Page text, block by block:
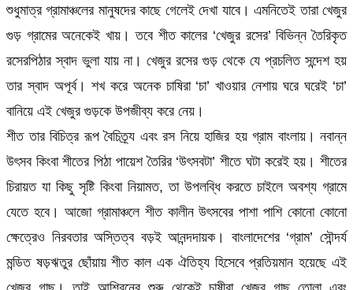
শুধুমাত্র গ্রামাঞ্চলের মানুষদের কাছে গেলেই দেখা যাবে। এমনিতেই তারা খেজুর
গুড় গ্রামের অনেকেই খায়। তবে শীত কালের ‘খেজুর রসের’ বিভিন্ন তৈরিকৃত
রসেরপিঠার স্বাদ ভুলা যায় না। খেজুর রসের গুড় থেকে যে প্রচলিত সন্দেশ হয়
তার স্বাদ অপূর্ব। শখ করে অনেক চাষিরা ‘চা’ খাওয়ার নেশায় ঘরে ঘরেই ‘চা’
বানিয়ে এই খেজুর গুড়কে উপজীব্য করে নেয়।
শীত তার বিচিত্র রূপ বৈচিত্র্য এবং রস নিয়ে হাজির হয় গ্রাম বাংলায়। নবান্ন
উৎসব কিংবা শীতের পিঠা পায়েশ তৈরির ‘উৎসবটা’ শীতে ঘটা করেই হয়। শীতের
চিরায়ত যা কিছু সৃষ্টি কিংবা নিয়ামত, তা উপলব্ধি করতে চাইলে অবশ্য গ্রামে
যেতে হবে। আজো গ্রামাঞ্চলে শীত কালীন উৎসবের পাশা পাশি কোনো কোনো
ক্ষেত্রেও নিরবতার অস্তিত্ব বড়ই আনন্দদায়ক। বাংলাদেশের ‘গ্রাম’ সৌন্দর্য
মন্ডিত ষড়ঋতুর ছোঁয়ায় শীত কাল এক ঐতিহ্য হিসেবে প্রতিয়মান হয়েছে এই